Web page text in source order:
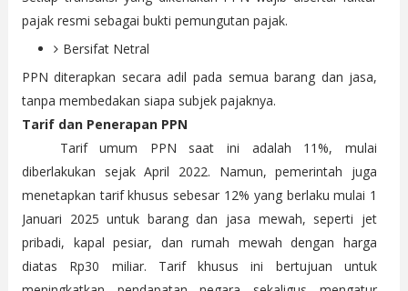
pajak resmi sebagai bukti pemungutan pajak.
Bersifat Netral
PPN diterapkan secara adil pada semua barang dan jasa,
tanpa membedakan siapa subjek pajaknya.
Tarif dan Penerapan PPN
Tarif umum PPN saat ini adalah 11%, mulai
diberlakukan sejak April 2022. Namun, pemerintah juga
menetapkan tarif khusus sebesar 12% yang berlaku mulai 1
Januari 2025 untuk barang dan jasa mewah, seperti jet
pribadi, kapal pesiar, dan rumah mewah dengan harga
diatas Rp30 miliar. Tarif khusus ini bertujuan untuk